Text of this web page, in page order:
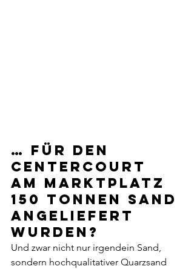
… für den
Centercourt
am Marktplatz
150 Tonnen Sand
angeliefert
wurden?
Und zwar nicht nur irgendein Sand,
sondern hochqualitativer Quarzsand